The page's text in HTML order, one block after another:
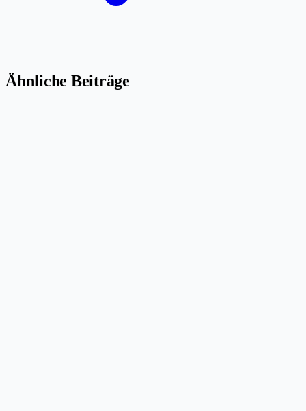
Ähnliche Beiträge